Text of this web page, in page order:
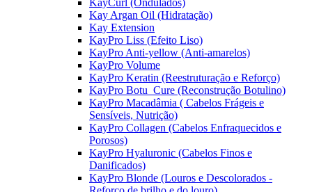
KayCurl (Ondulados)
Kay Argan Oil (Hidratação)
Kay Extension
KayPro Liss (Efeito Liso)
KayPro Anti-yellow (Anti-amarelos)
KayPro Volume
KayPro Keratin (Reestruturação e Reforço)
KayPro Botu_Cure (Reconstrução Botulino)
KayPro Macadâmia ( Cabelos Frágeis e
Sensíveis, Nutrição)
KayPro Collagen (Cabelos Enfraquecidos e
Porosos)
KayPro Hyaluronic (Cabelos Finos e
Danificados)
KayPro Blonde (Louros e Descolorados -